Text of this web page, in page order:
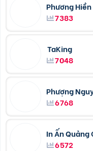
Phương Hiền
7383
TaKing
7048
Phượng
6768
In Ấn Quảng
6572